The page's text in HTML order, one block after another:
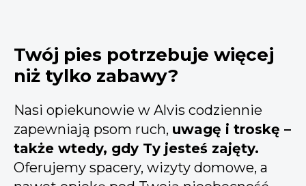
Twój pies potrzebuje więcej
niż tylko zabawy?
Nasi opiekunowie w Alvis codziennie
zapewniają psom ruch, uwagę i troskę –
także wtedy, gdy Ty jesteś zajęty.
Oferujemy spacery, wizyty domowe, a